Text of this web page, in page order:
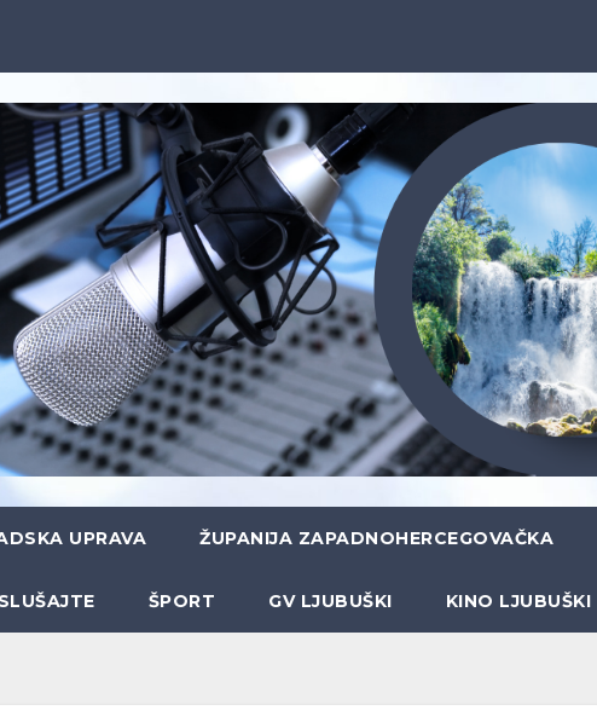
UPRAVA ŽUPANIJA ZAPADNOHERCEGOVAČKA
ŠPORT GV LJUBUŠKI KINO LJUBUŠKI